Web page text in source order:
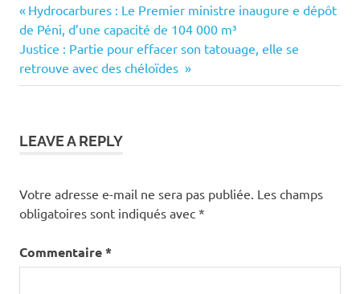
Navigation
de
l’article
Previous
Post:
Hydrocarbures : Le Premier ministre inaugure e dépôt
de Péni, d’une capacité de 104 000 m³
Next
Post:
Justice : Partie pour effacer son tatouage, elle se
retrouve avec des chéloïdes
LEAVE A REPLY
Votre adresse e-mail ne sera pas publiée. Les champs
obligatoires sont indiqués avec *
Commentaire*